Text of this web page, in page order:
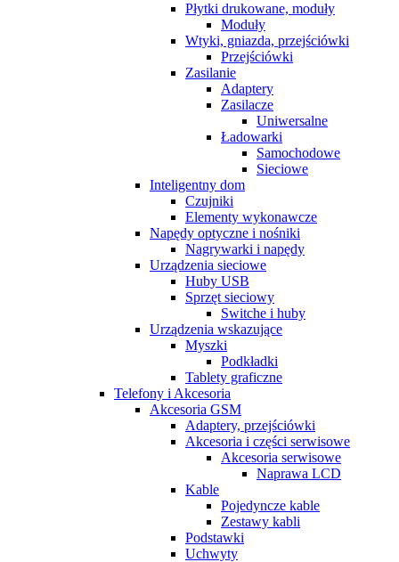
Płytki drukowane, moduły
Moduły
Wtyki, gniazda, przejściówki
Przejściówki
Zasilanie
Adaptery
Zasilacze
Uniwersalne
Ładowarki
Samochodowe
Sieciowe
Inteligentny dom
Czujniki
Elementy wykonawcze
Napędy optyczne i nośniki
Nagrywarki i napędy
Urządzenia sieciowe
Huby USB
Sprzęt sieciowy
Switche i huby
Urządzenia wskazujące
Myszki
Podkładki
Tablety graficzne
Telefony i Akcesoria
Akcesoria GSM
Adaptery, przejściówki
Akcesoria i części serwisowe
Akcesoria serwisowe
Naprawa LCD
Kable
Pojedyncze kable
Zestawy kabli
Podstawki
Uchwyty